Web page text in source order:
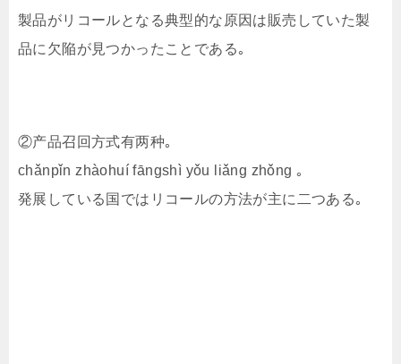
製品がリコールとなる典型的な原因は販売していた製
品に欠陥が見つかったことである｡
②产品召回方式有两种｡
chǎnpǐn zhàohuí fāngshì yǒu liǎng zhǒng ｡
発展している国ではリコールの方法が主に二つある｡